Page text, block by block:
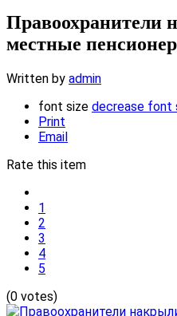
Правоохранители
местные
Written by admin
font size decrease font
Print
Email
Rate this item
1
2
3
4
5
(0 votes)